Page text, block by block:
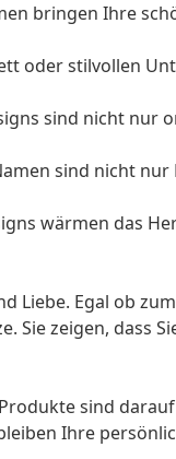
bringen Ihre
oder stilvollen
sind nicht nur
sind nicht
wärmen das
Liebe. Egal ob
zeigen, dass
sind
Ihre